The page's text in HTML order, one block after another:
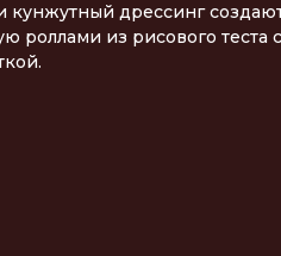
кунжутный дрессинг
роллами из рисового теста с